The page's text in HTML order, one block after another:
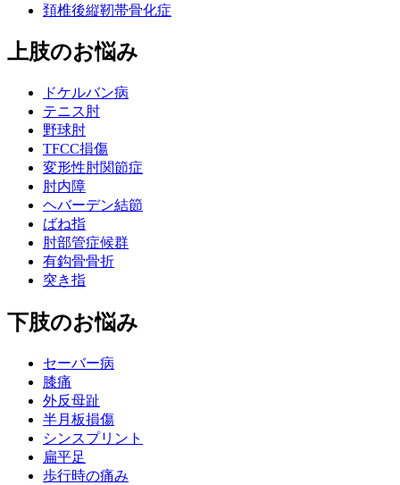
頚椎後縦靭帯骨化症
上肢のお悩み
ドケルバン病
テニス肘
野球肘
TFCC損傷
変形性肘関節症
肘内障
ヘバーデン結節
ばね指
肘部管症候群
有鈎骨骨折
突き指
下肢のお悩み
セーバー病
膝痛
外反母趾
半月板損傷
シンスプリント
扁平足
歩行時の痛み